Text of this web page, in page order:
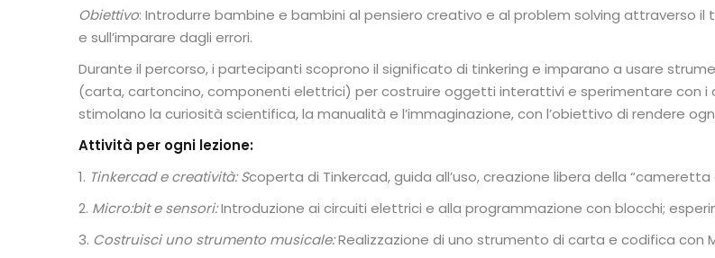
Computational thinking e making
Obiettivo: Introdurre bambine e bambini al pensiero creativo e al problem solving attraverso
e sull’imparare dagli errori.
Durante il percorso, i partecipanti scoprono il significato di tinkering e imparano a usare
(carta, cartoncino, componenti elettrici) per costruire oggetti interattivi e sperimentare con i
stimolano la curiosità scientifica, la manualità e l’immaginazione, con l’obiettivo di rendere
Attività per ogni lezione:
Tinkercad e creatività: Scoperta di Tinkercad, guida all’uso, creazione libera della “cameretta
Micro:bit e sensori:Introduzione ai circuiti elettrici e alla programmazione con blocchi;
Costruisci uno strumento musicale:Realizzazione di uno strumento di carta e codifica con